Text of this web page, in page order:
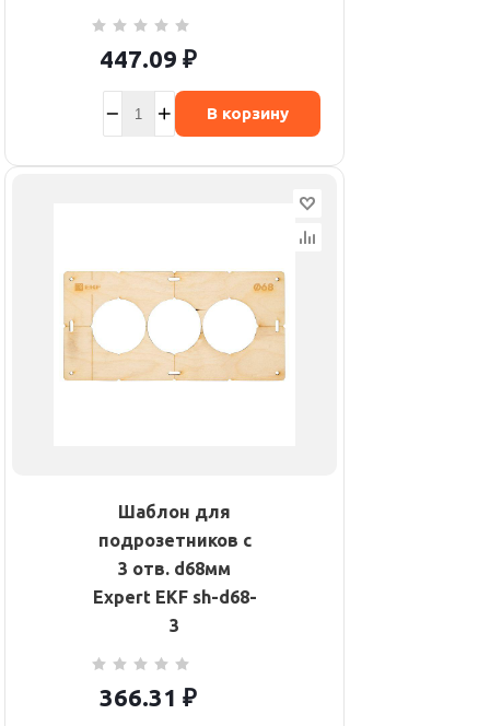
447.09 ₽
В корзину
Шаблон для
подрозетников c
3 отв. d68мм
Expert EKF sh-d68-
3
366.31 ₽